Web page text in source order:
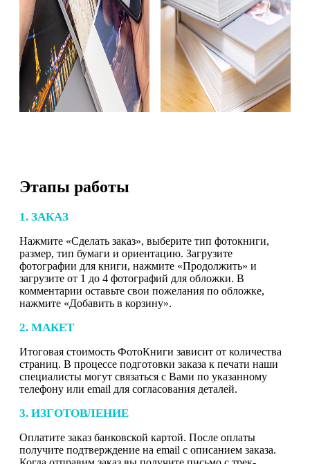
Этапы работы
1. ЗАКАЗ
Нажмите «Сделать заказ», выберите тип фотокниги,
размер, тип бумаги и ориентацию. Загрузите
фотографии для книги, нажмите «Продолжить» и
загрузите от 1 до 4 фотографий для обложки. В
комментарии оставьте свои пожелания по обложке,
нажмите «Добавить в корзину».
2. МАКЕТ
Итоговая стоимость ФотоКниги зависит от количества
страниц. В процессе подготовки заказа к печати наши
специалисты могут связаться с Вами по указанному
телефону или email для согласования деталей.
3. ИЗГОТОВЛЕНИЕ
Оплатите заказ банковской картой. После оплаты
получите подтверждение на email с описанием заказа.